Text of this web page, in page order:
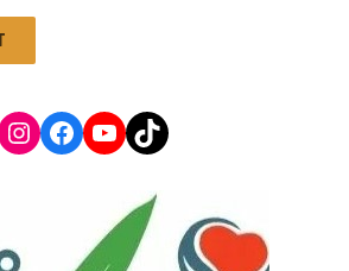
Instagram
Facebook
YouTube
TikTok